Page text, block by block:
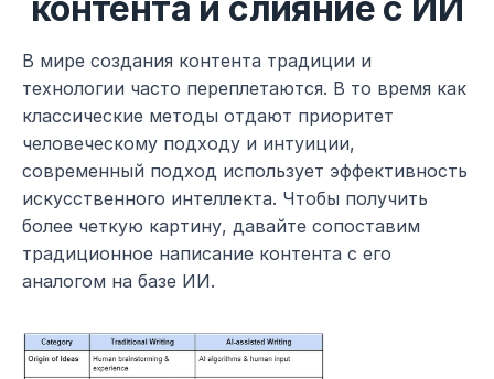
В мире создания контента традиции и
технологии часто переплетаются. В то время как
классические методы отдают приоритет
человеческому подходу и интуиции,
современный подход использует эффективность
искусственного интеллекта. Чтобы получить
более четкую картину, давайте сопоставим
традиционное написание контента с его
аналогом на базе ИИ.